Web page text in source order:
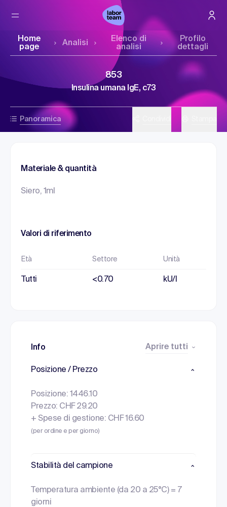
Home
page
Analisi
Elenco di
analisi
Profilo
dettagli
Panoramica
853
Insulina umana IgE, c73
Materiale & quantità
Siero, 1ml
Valori di riferimento
Età Settore Unità
Tutti <0.70 kU/l
Info Aprire tutti
Posizione / Prezzo
Posizione: 1446.10
Prezzo: CHF 29.20
+ Spese di gestione: CHF 16.60
(per ordine e per giorno)
Stabilità del campione
Temperatura ambiente (da 20 a 25°C) = 7
giorni